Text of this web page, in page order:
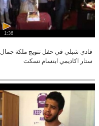
1:36
فادي شبلي في حفل تتويج ملكة جمال
ستار اكاديمي ابتسام تسكت